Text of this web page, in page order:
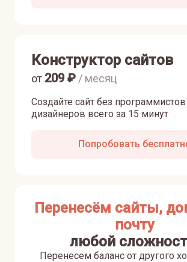
Конструктор сайтов
Создайте сайт без
дизайнеров всего за 15 минут
от 209₽ / месяц
Попробовать
Перенесём сайты,
почту
любой
Перенесем баланс от другого